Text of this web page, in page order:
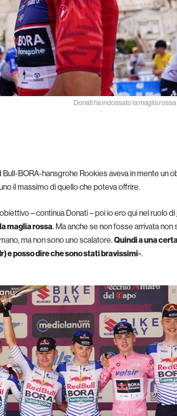
Donati ha indossato la maglia
BORA-hansgrohe Rookies aveva in mente un
il massimo di quello che poteva offrire.
– continua Donati – poi io ero qui nel ruolo di
maglia rossa. Ma anche se non fosse arrivata
ma non sono uno scalatore.Quindi a una
e posso dire che sono stati bravissimi».